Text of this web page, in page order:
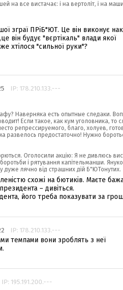
на все вистачає: і на вертоліт, і на
зграї ПРіБ"ЮТ. Це він виконує
він будує "вєртікаль" влади якої
хтілося "сильної руки"?
IP: 178.210.133.---
Наверняка есть опытные следаки.
Если такое, как кум уголовника, то
репрессируемого, благо, холуев,
развелось предостаточно! Нужно
Оголосили акцію: Я не дивлюсь
і рятування капітельманши.
дуже лячно від страшних дій Б"ЮТонутих.
схожі на бютиків. Маєте
– дивіться.
його треба показувати за
IP: 178.210.133.---
темпами вони зроблять з неї
IP: 195.191.200.---